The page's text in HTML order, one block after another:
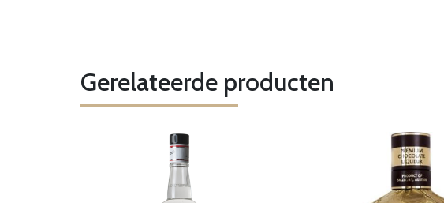
Gerelateerde producten